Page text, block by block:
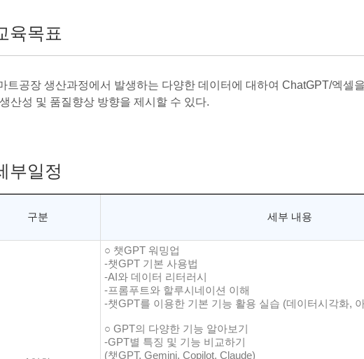
육목표
트공장 생산과정에서 발생하는 다양한 데이터에 대하여 ChatGPT/엑셀
산성 및 품질향상 방향을 제시할 수 있다.
부일정
구분 세부 내용
○ 챗GPT 워밍업
-챗GPT 기본 사용법
-AI와 데이터 리터러시
-프롬푸트와 할루시네이션 이해
-챗GPT를 이용한 기본 기능 활용 실습 (데이터시각화,
○ GPT의 다양한 기능 알아보기
-GPT별 특징 및 기능 비교하기
(챗GPT, Gemini, Copilot, Claude)